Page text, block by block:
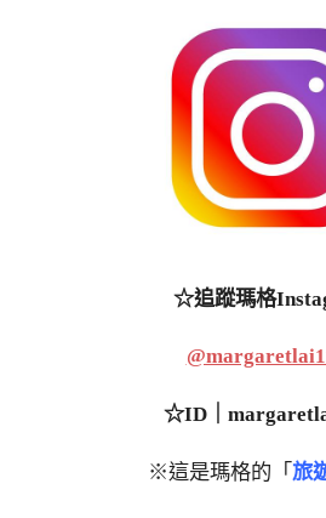
☆追蹤瑪格
☆ID｜
※這是瑪格的「 旅